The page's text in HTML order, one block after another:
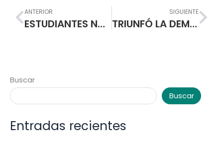
Prev
ANTERIOR
ESTUDIANTES NORMALISTAS PREPARAN SU CITA CON LA DEMOCRACIA ESCOLAR
SIGUIENTE
TRIUNFÓ LA DEMOCRACIA ESCOLAR, CAROLINA PADILLA BUESAQUILLO, PERSONERA NORMALISTA 2016
Buscar
Buscar
Entradas recientes